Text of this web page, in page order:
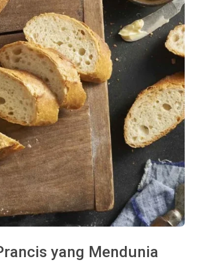
yang Mendunia